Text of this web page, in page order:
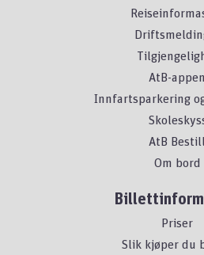
AtB-appen
Innfartsparkering
AtB Bestill
Om bord
Priser
Slik kjøper du